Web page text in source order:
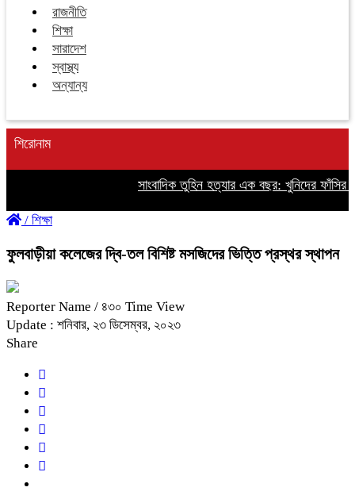
রাজনীতি
শিক্ষা
সারাদেশ
স্বাস্থ্য
অন্যান্য
শিরোনাম
সাংবাদিক তুহিন হত্যার এক বছর: খুনিদের ফাঁসির
/ শিক্ষা
ফুলবাড়ীয়া কলেজের দ্বি-তল বিশিষ্ট মসজিদের ভিত্তি প্রস্থর স্থাপন
Reporter Name / ৪৩০ Time View
Update : শনিবার, ২৩ ডিসেম্বর, ২০২৩
Share